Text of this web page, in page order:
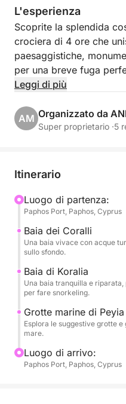
L'esperienza
Scoprite la splendida
crociera di 4 ore che
paesaggistiche,
per una breve fuga
relax, momenti
Cipro in poche ore.
prima di dirigersi a nord
la vista di scogliere
lussureggianti colline
Il viaggio prosegue
Peyia, formazioni
vento e dalle onde in
scogliere. È qui che la
rinfrescante sosta per
con vista sulle grotte
inclusi cocktail, vino e
rilassate in zone
Leggi di più
AM Organizzato da
Super proprietario ·5
Itinerario
Luogo di partenza:
Paphos Port, Paphos, Cyprus
Baia dei Coralli
Una baia vivace con acque
sullo sfondo.
Baia di Koralia
Una baia tranquilla e
per fare snorkeling.
Grotte marine di Peyia
Esplora le suggestive grotte
mare.
Luogo di arrivo:
Paphos Port, Paphos, Cyprus